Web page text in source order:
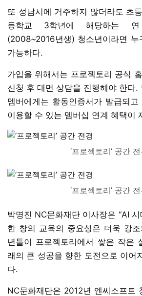
또 성남시에 거주하지 않더라도 초
등학교 3학년에 해당하는
(2008~2016년생) 청소년이라면 누
가능하다.
가입을 위해서는 프로젝토리 공식
신청 후 대면 상담을 진행해야 한다
멤버에게는 활동인증서가 발급되
이용할 수 있는 멤버십 연계 혜택이
‘프로젝토리’ 공간 전
‘프로젝토리’ 공간 전
박명진 NC문화재단 이사장은 “AI
한 창의 교육의 중요성은 더욱 강조
년들이 프로젝토리에서 쌓은 작은
래의 큰 성공을 향한 도전으로 이어
다.
NC문화재단은 2012년 엔씨소프트